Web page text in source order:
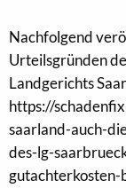
Nachfolgend
Urteilsgründen
Landgerichts
https://
saarland-auch-
des-lg-